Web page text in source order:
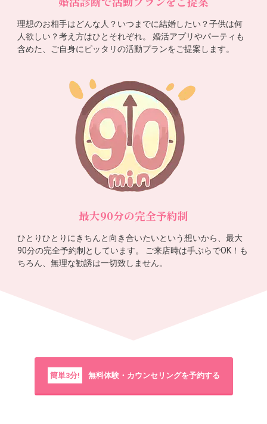
理想のお相手はどんな人？いつまでに結婚したい？子供は何
人欲しい？考え方はひとそれぞれ。 婚活アプリやパーティも
含めた、ご自身にピッタリの活動プランをご提案します。
最大90分の完全予約制
ひとりひとりにきちんと向き合いたいという想いから、最大
90分の完全予約制としています。 ご来店時は手ぶらでOK！も
ちろん、無理な勧誘は一切致しません。
簡単3分! 無料体験・カウンセリングを予約する